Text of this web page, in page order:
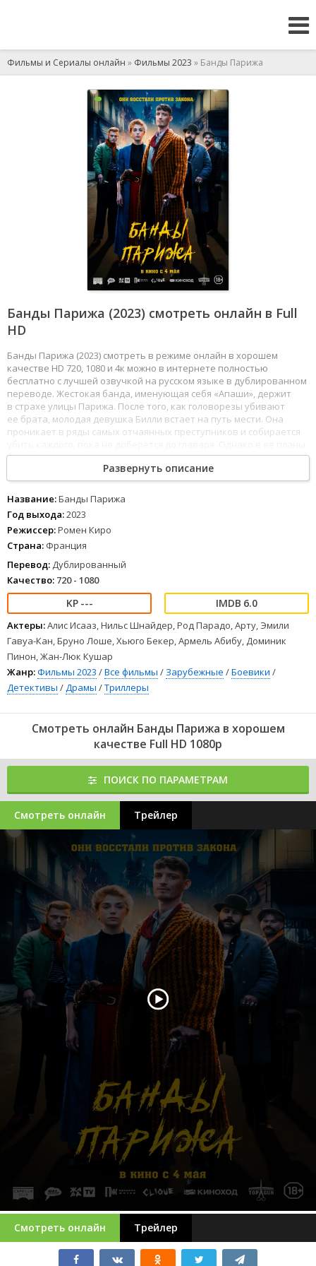
Фильмы и Сериалы онлайн » Фильмы 2023 » Банды Парижа
Банды Парижа (2023) смотреть онлайн в Full
HD
Банды Парижа (2023) смотреть в режиме онлайн в хорошем
качестве HD 720, 1080 и 4к можно в интернете полностью
бесплатно с лучшей озвучкой на русском языке в дублированном
переводе. Жестокая банда, именующая себя «Апаши», держит
в страхе улицы Парижа. После того, как головорезы убивают
ее брата, молодая девушка Билли встает на путь мести. Она
проникает в ряды самых отчаянных преступников и собирается
вмешиваются неожиданно вспыхнувшие чувства.
155156157158159160161162163164165166167168169170171
172
Развернуть описание
Название:Банды Парижа
Год выхода:2023
Режиссер:Ромен Киро
Страна: Франция
Перевод: Дублированный
Качество: 720 - 1080
--- 6.0
Актеры:Алис Исааз, Нильс Шнайдер, Род Парадо, Арту, Эмили
Гавуа-Кан, Бруно Лоше, Хьюго Бекер, Армель Абибу, Доминик
Пинон, Жан-Люк Кушар
Жанр:Фильмы 2023 /Все фильмы / Зарубежные /Боевики /
Детективы /Драмы /Триллеры
Смотреть онлайн Банды Парижа в хорошем
качестве Full HD 1080p
ПОИСК ПО ПАРАМЕТРАМ
Смотреть онлайн Трейлер
Смотреть онлайн Трейлер